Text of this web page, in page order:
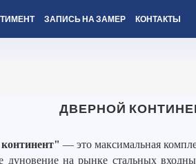
ЗАПИСЬ НА ЗАМЕР КОНТАКТЫ
ДВЕРНОЙ
— это максимальная
на рынке стальных